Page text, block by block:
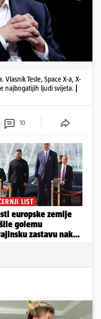
Tesle, Space X-a, X-
najbogatijih ljudi svijeta.
10